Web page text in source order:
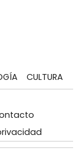
CULTURA